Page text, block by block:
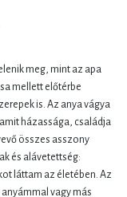
meg, mint az apa
mellett előtérbe
is. Az anya vágya
házassága, családja
összes asszony
és alávetettség:
láttam az életében. Az
vagy más